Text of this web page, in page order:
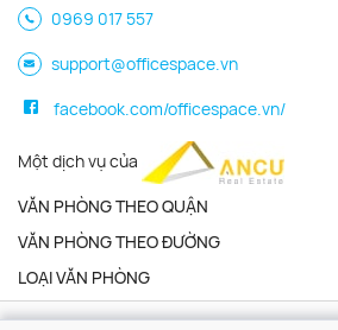
0969 017 557
support@officespace.vn
facebook.com/officespace.vn/
Một dịch vụ của
VĂN PHÒNG THEO QUẬN
VĂN PHÒNG THEO ĐƯỜNG
LOẠI VĂN PHÒNG
Copyright 2026 | Officespace.vn. All